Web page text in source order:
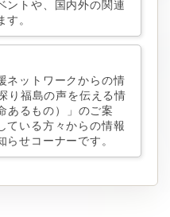
ントや、国内外の関連
。
ネットワークからの情
り福島の声を伝える情
あるもの）」のご案
ている方々からの情報
せコーナーです。